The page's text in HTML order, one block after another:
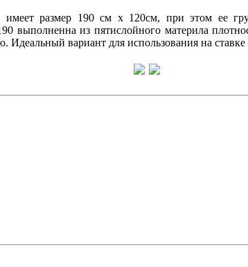
размер 190 см х 120см, при этом ее
выполненна из пятислойного материла
Идеальный вариант для использования на